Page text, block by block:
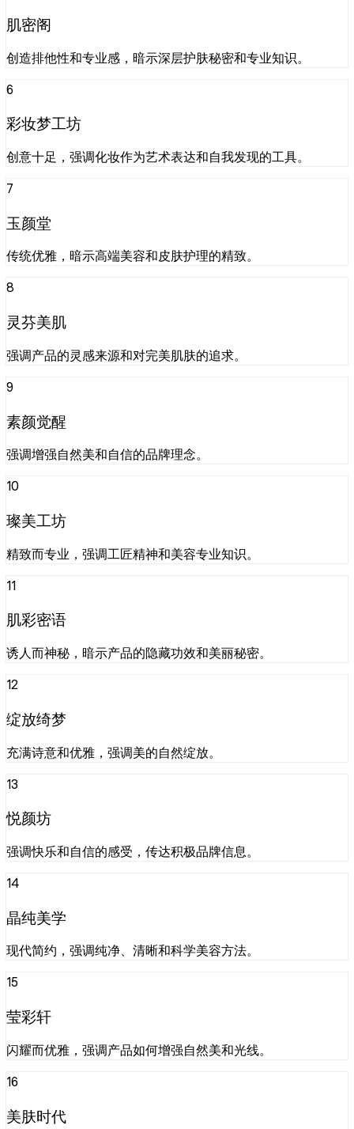
肌密阁
创造排他性和专业感，暗示深层护肤秘密和专业知识。
6
彩妆梦工坊
创意十足，强调化妆作为艺术表达和自我发现的工具。
7
玉颜堂
传统优雅，暗示高端美容和皮肤护理的精致。
8
灵芬美肌
强调产品的灵感来源和对完美肌肤的追求。
9
素颜觉醒
强调增强自然美和自信的品牌理念。
10
璨美工坊
精致而专业，强调工匠精神和美容专业知识。
11
肌彩密语
诱人而神秘，暗示产品的隐藏功效和美丽秘密。
12
绽放绮梦
充满诗意和优雅，强调美的自然绽放。
13
悦颜坊
强调快乐和自信的感受，传达积极品牌信息。
14
晶纯美学
现代简约，强调纯净、清晰和科学美容方法。
15
莹彩轩
闪耀而优雅，强调产品如何增强自然美和光线。
16
美肤时代